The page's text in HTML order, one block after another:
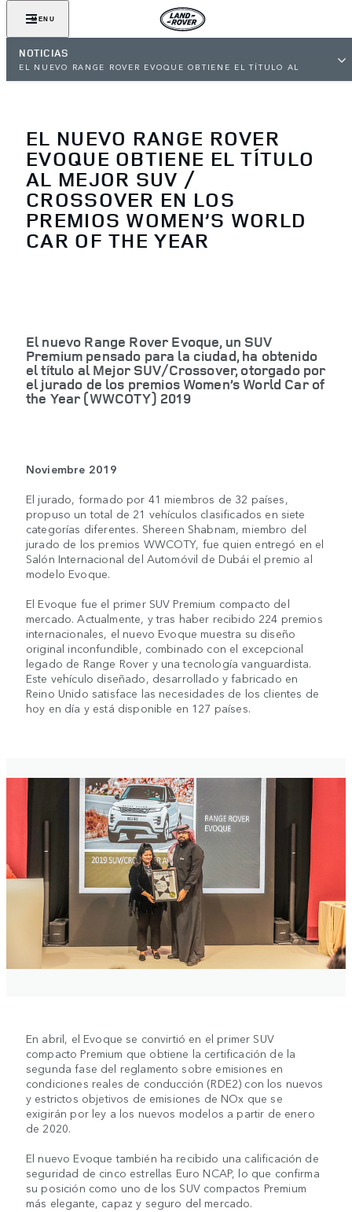
MENU
NOTICIAS
EL NUEVO RANGE ROVER EVOQUE OBTIENE EL TÍTULO AL
CAR OF THE YEAR
EL NUEVO RANGE ROVER
EVOQUE OBTIENE EL TÍTULO
AL MEJOR SUV /
CROSSOVER EN LOS
PREMIOS WOMEN’S WORLD
CAR OF THE YEAR
El nuevo Range Rover Evoque, un SUV
Premium pensado para la ciudad, ha obtenido
el título al Mejor SUV/Crossover, otorgado por
el jurado de los premios Women’s World Car of
the Year (WWCOTY) 2019
Noviembre 2019
El jurado, formado por 41 miembros de 32 países,
propuso un total de 21 vehículos clasificados en siete
categorías diferentes. Shereen Shabnam, miembro del
jurado de los premios WWCOTY, fue quien entregó en el
Salón Internacional del Automóvil de Dubái el premio al
modelo Evoque.
El Evoque fue el primer SUV Premium compacto del
mercado. Actualmente, y tras haber recibido 224 premios
internacionales, el nuevo Evoque muestra su diseño
original inconfundible, combinado con el excepcional
legado de Range Rover y una tecnología vanguardista.
Este vehículo diseñado, desarrollado y fabricado en
Reino Unido satisface las necesidades de los clientes de
hoy en día y está disponible en 127 países.
En abril, el Evoque se convirtió en el primer SUV
compacto Premium que obtiene la certificación de la
segunda fase del reglamento sobre emisiones en
condiciones reales de conducción (RDE2) con los nuevos
y estrictos objetivos de emisiones de NOx que se
exigirán por ley a los nuevos modelos a partir de enero
de 2020.
El nuevo Evoque también ha recibido una calificación de
seguridad de cinco estrellas Euro NCAP, lo que confirma
su posición como uno de los SUV compactos Premium
más elegante, capaz y seguro del mercado.